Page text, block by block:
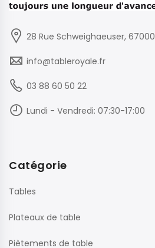
28 Rue Schweighaeuser, 67000
info@tableroyale.fr
03 88 60 50 22
Lundi - Vendredi: 07:30-17:00
Catégorie
Tables
Plateaux de table
Piètements de table